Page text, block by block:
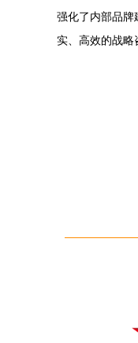
强化了内部品牌
实、高效的战略